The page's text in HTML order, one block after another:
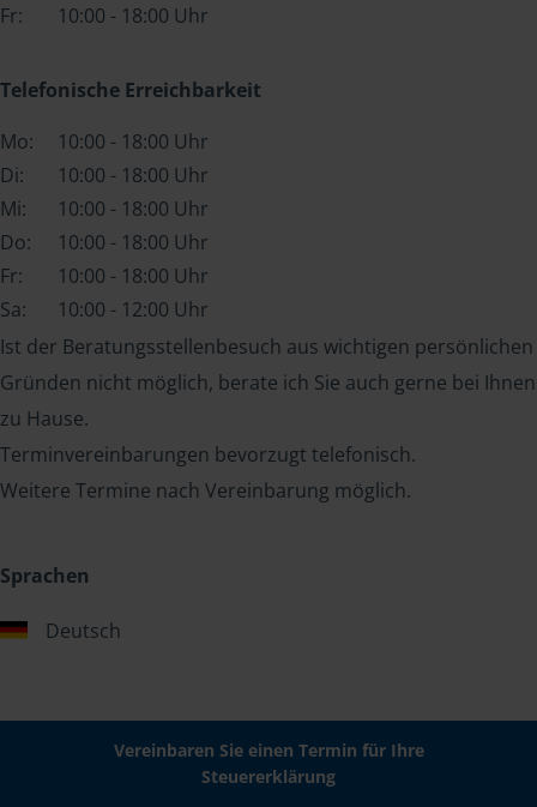
Fr:
10:00 - 18:00 Uhr
Telefonische Erreichbarkeit
Mo:
10:00 - 18:00 Uhr
Di:
10:00 - 18:00 Uhr
Mi:
10:00 - 18:00 Uhr
Do:
10:00 - 18:00 Uhr
Fr:
10:00 - 18:00 Uhr
Sa:
10:00 - 12:00 Uhr
Ist der Beratungsstellenbesuch aus wichtigen persönlichen
Gründen nicht möglich, berate ich Sie auch gerne bei Ihnen
zu Hause.
Terminvereinbarungen bevorzugt telefonisch.
Weitere Termine nach Vereinbarung möglich.
Sprachen
Deutsch
Vereinbaren Sie einen Termin für Ihre
Steuererklärung